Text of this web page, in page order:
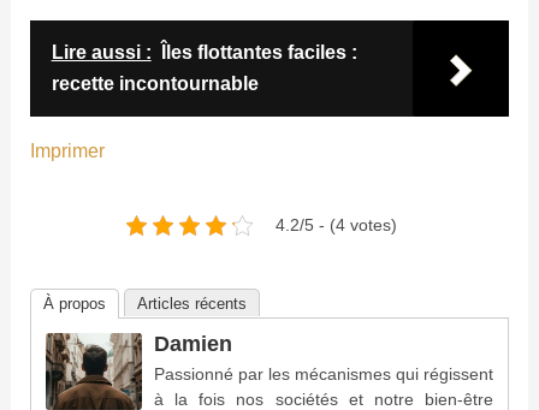
Lire aussi :
Îles flottantes faciles :
recette incontournable
Imprimer
4.2/5 - (4 votes)
À propos Articles récents
Damien
Passionné par les mécanismes qui régissent
à la fois nos sociétés et notre bien-être